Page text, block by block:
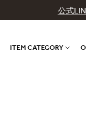
公式
ITEM CATEGORY